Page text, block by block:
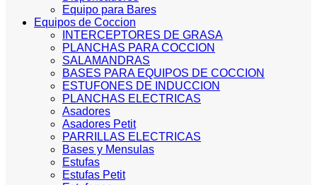
Equipo para Bares
Equipos de Coccion
INTERCEPTORES DE GRASA
PLANCHAS PARA COCCION
SALAMANDRAS
BASES PARA EQUIPOS DE COCCION
ESTUFONES DE INDUCCION
PLANCHAS ELECTRICAS
Asadores
Asadores Petit
PARRILLAS ELECTRICAS
Bases y Mensulas
Estufas
Estufas Petit